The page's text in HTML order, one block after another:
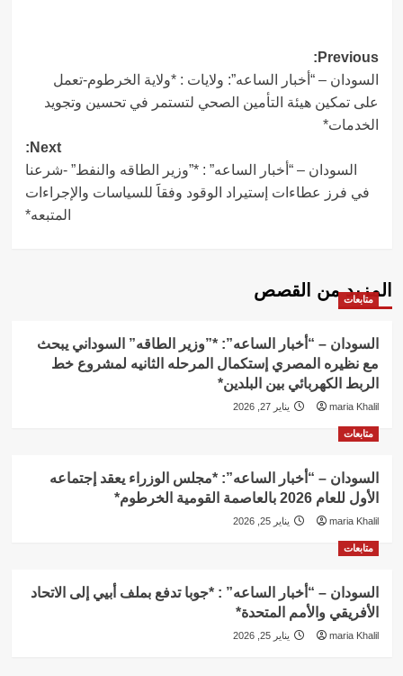
Post
navigation
Previous:
السودان – “أخبار الساعه”: ولايات : *ولاية الخرطوم-تعمل
على تمكين هيئة التأمين الصحي لتستمر في تحسين وتجويد
الخدمات*
Next:
السودان – “أخبار الساعه” : *”وزير الطاقه والنفط” -شرعنا
في فرز عطاءات إستيراد الوقود وفقاََ للسياسات والإجراءات
المتبعه*
المزيد من القصص
متابعات
السودان – “أخبار الساعه”: *”وزير الطاقه” السوداني يبحث
مع نظيره المصري إستكمال المرحله الثانيه لمشروع خط
الربط الكهربائي بين البلدين*
maria Khalil يناير 27, 2026
متابعات
السودان – “أخبار الساعه”: *مجلس الوزراء يعقد إجتماعه
الأول للعام 2026 بالعاصمة القومية الخرطوم*
maria Khalil يناير 25, 2026
متابعات
السودان – “أخبار الساعه” : *جوبا تدفع بملف أبيي إلى الاتحاد
الأفريقي والأمم المتحدة*
maria Khalil يناير 25, 2026